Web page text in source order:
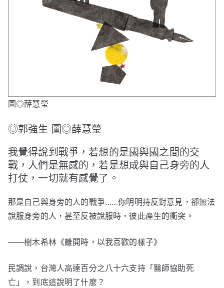
圖◎薛慧瑩
◎郭強生 圖◎薛慧瑩
我覺得說到戰爭，若想的是國與國之間的交
戰，人們是無感的，若是想成與自己身旁的人
打仗，一切就有感覺了。
那是自己與身旁的人的戰爭……你明明持反對意見，卻無法
說服身旁的人，甚至反被說服時，彼此產生的衝突。
――樹木希林《離開時，以我喜歡的樣子》
民調說，台灣人高達百分之八十六支持「醫師協助死
亡」，到底這說明了什麼？